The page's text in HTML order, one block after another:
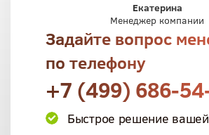
Екатерина
Менеджер компании
Задайте вопрос
по телефону
+7 (499) 686-
Быстрое решение